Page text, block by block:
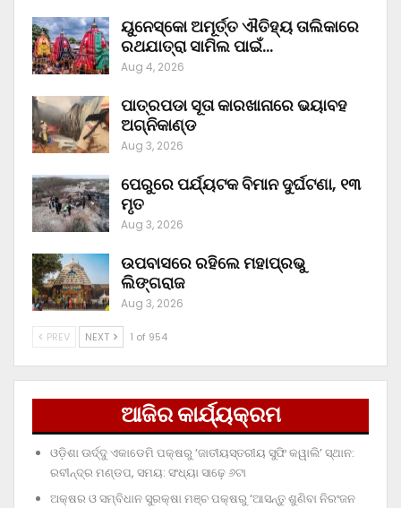
ୟୁନେସ୍କୋ ଅମୂର୍ତ୍ତ ଐତିହ୍ୟ ତାଲିକାରେ
ରଥଯାତ୍ରା ସାମିଲ ପାଇଁ…
Aug 4, 2026
ପାତ୍ରପଡା ସୂତା କାରଖାନାରେ ଭୟାବହ
ଅଗ୍ନିକାଣ୍ଡ
Aug 3, 2026
ପେରୁରେ ପର୍ଯ୍ୟଟକ ବିମାନ ଦୁର୍ଘଟଣା, ୧୩
ମୃତ
Aug 3, 2026
ଉପବାସରେ ରହିଲେ ମହାପ୍ରଭୁ
ଲିଙ୍ଗରାଜ
Aug 3, 2026
PREV NEXT 1 of 954
ଆଜିର କାର୍ଯ୍ୟକ୍ରମ
ଓଡ଼ିଶା ଊର୍ଦ୍ଦୁ ଏକାଡେମି ପକ୍ଷରୁ ‘ଜାତୀୟସ୍ତରୀୟ ସୁଫି କୱାଲି’ ସ୍ଥାନ:
ରବୀନ୍ଦ୍ର ମଣ୍ଡପ, ସମୟ: ସଂଧ୍ୟା ସାଢ଼େ ୬ଟା
ଅକ୍ଷର ଓ ସମ୍ବିଧାନ ସୁରକ୍ଷା ମଞ୍ଚ ପକ୍ଷରୁ ‘ଆସନ୍ତୁ ଶୁଣିବା ନିରଂଜନ